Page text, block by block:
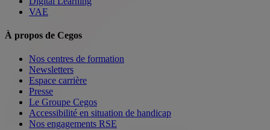
VAE
À propos de Cegos
Nos centres de formation
Newsletters
Espace carrière
Presse
Le Groupe Cegos
Accessibilité en situation de handicap
Nos engagements RSE